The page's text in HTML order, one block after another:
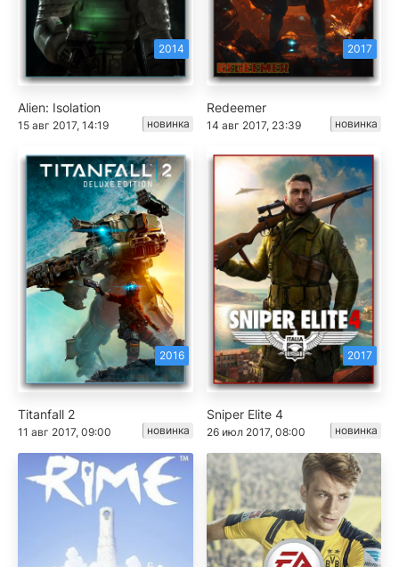
2014
Alien: Isolation
15 авг 2017, 14:19 новинка
2017
Redeemer
14 авг 2017, 23:39 новинка
2016
Titanfall 2
11 авг 2017, 09:00 новинка
2017
Sniper Elite 4
26 июл 2017, 08:00 новинка